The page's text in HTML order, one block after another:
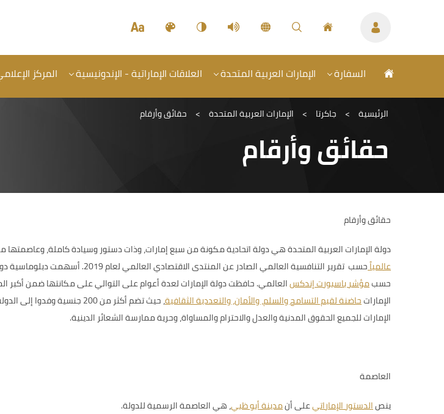
السفارة الإمارات العربية المتحدة العلاقات الإماراتية - الإندونيسية المركز
الرئيسية > جاكرتا > الإمارات العربية المتحدة > حقائق وأرقام
حقائق وأرقام
حقائق وأرقام
دولة الإمارات العربية المتحدة هي دولة اتحادية مكونة من سبع إمارات، وذات دستور وسيادة كاملة، وعاصمتها
عالمياً
حسب تقرير التنافسية العالمي الصادر
حسبمؤشر باسبورت إندكسالعالمي. حافظت دولة الإمارات لعدة أعوام على التوالي على مكانتها ضمن أكبر
الإماراتحاضنة لقيم التسامح والسلم، والأمان، والتعددية الثقافية
، حيث تضم أكثر من 200
الإمارات للجميع الحقوق المدنية والعدل والاحترام والمساواة، وحرية ممارسة الشعائر الدينية.
العاصمة
ينصالدستور الإماراتيعلى أنمدينة أبو ظبي، هي العاصمة الرسمية للدولة.